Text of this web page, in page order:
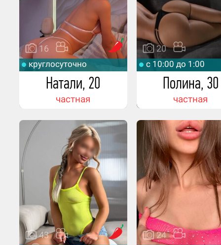
круглосуточно
Натали, 20
частная
16
c 10:00 до 1:00
Полина, 30
частная
20
43 24